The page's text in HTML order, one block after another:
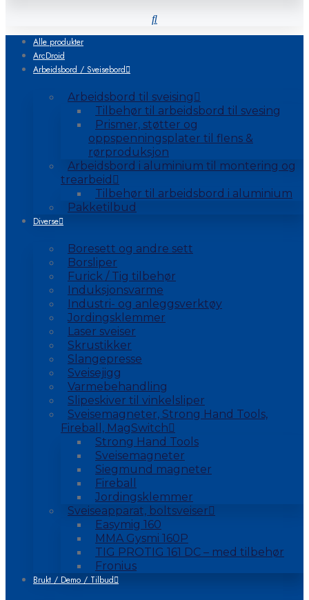
Alle produkter
ArcDroid
Arbeidsbord / Sveisebord
Arbeidsbord til sveising
Tilbehør til arbeidsbord til svesing
Prismer, støtter og
oppspenningsplater til flens &
rørproduksjon
Arbeidsbord i aluminium til montering og
trearbeid
Tilbehør til arbeidsbord i aluminium
Pakketilbud
Diverse
Boresett og andre sett
Borsliper
Furick / Tig tilbehør
Induksjonsvarme
Industri- og anleggsverktøy
Jordingsklemmer
Laser sveiser
Skrustikker
Slangepresse
Sveisejigg
Varmebehandling
Slipeskiver til vinkelsliper
Sveisemagneter, Strong Hand Tools,
Fireball, MagSwitch
Strong Hand Tools
Sveisemagneter
Siegmund magneter
Fireball
Jordingsklemmer
Sveiseapparat, boltsveiser
Easymig 160
MMA Gysmi 160P
TIG PROTIG 161 DC – med tilbehør
Fronius
Brukt / Demo / Tilbud